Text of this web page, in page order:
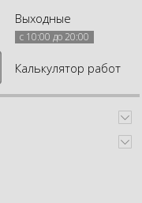
Выходные
с 10:00 до 20:00
Калькулятор работ